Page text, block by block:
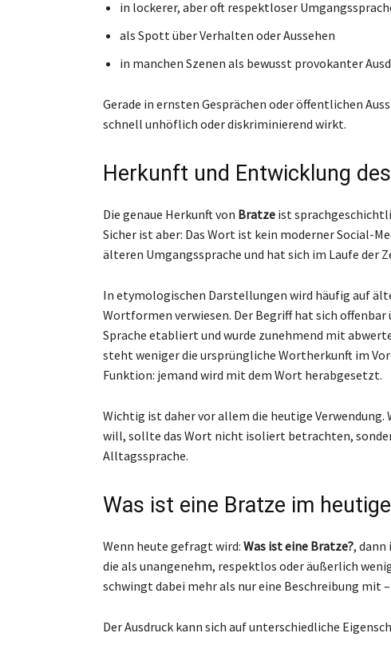
in lockerer, aber oft respektloser
als Spott über Verhalten oder Aussehen
in manchen Szenen als bewusst provokanter
Gerade in ernsten Gesprächen oder öffentlichen
schnell unhöflich oder diskriminierend wirkt.
Herkunft und Entwicklung
Die genaue Herkunft von Bratzeist
Sicher ist aber: Das Wort ist kein moderner Social-
älteren Umgangssprache und hat sich im Laufe der
In etymologischen Darstellungen wird häufig auf
Wortformen verwiesen. Der Begriff hat sich
Sprache etabliert und wurde zunehmend mit
steht weniger die ursprüngliche Wortherkunft im
Funktion: jemand wird mit dem Wort herabgesetzt.
Wichtig ist daher vor allem die heutige Verwendung.
will, sollte das Wort nicht isoliert betrachten,
Alltagssprache.
Was ist eine Bratze im
Wenn heute gefragt wird: Was ist eine Bratze?, dann
die als unangenehm, respektlos oder äußerlich
schwingt dabei mehr als nur eine Beschreibung mit
Der Ausdruck kann sich auf unterschiedliche